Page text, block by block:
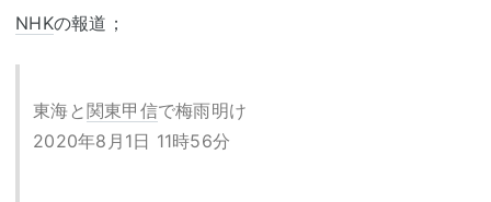
NHKの報道；
東海と 関東甲信で梅雨明け
2020年8月1日 11時56分